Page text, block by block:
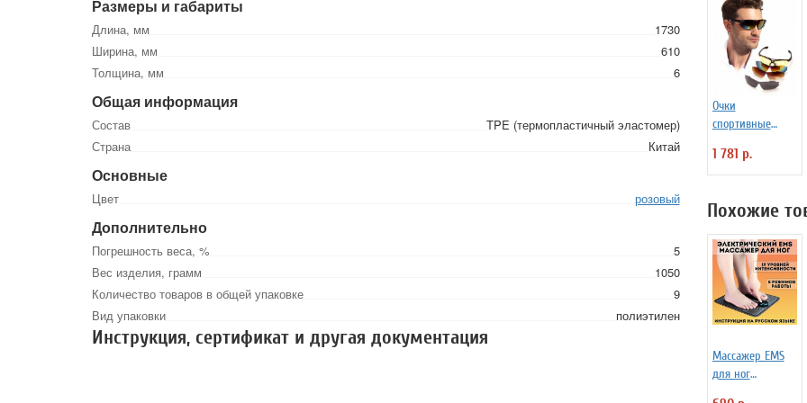
Размеры и габариты
Длина, мм
1730
Ширина, мм
610
Толщина, мм
6
Общая информация
Состав
TPE (термопластичный эластомер)
Страна
Китай
Основные
Цвет розовый
Дополнительно
Погрешность веса, %
5
Вес изделия, грамм
1050
Количество товаров в общей упаковке
9
Вид упаковки
полиэтилен
Инструкция, сертификат и другая документация
Очки
спортивные
красные (5
сменных линз)
1 781 р.
Похожие
Массажер EMS
для ног